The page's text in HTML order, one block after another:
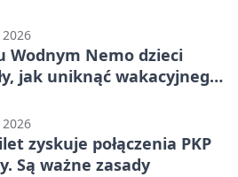
Wodnym Nemo dzieci
jak uniknąć wakacyjnego
zyskuje połączenia PKP
Są ważne zasady